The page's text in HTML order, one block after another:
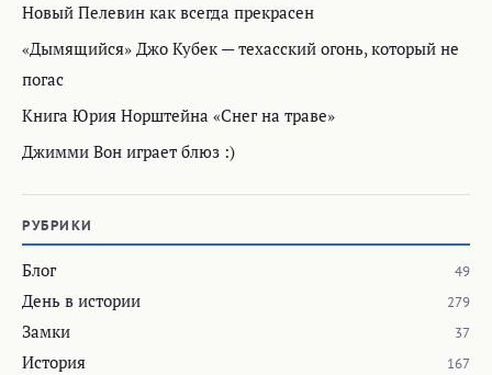
Новый Пелевин как всегда прекрасен
«Дымящийся» Джо Кубек — техасский огонь, который не
погас
Книга Юрия Норштейна «Снег на траве»
Джимми Вон играет блюз :)
РУБРИКИ
Блог 49
День в истории 279
Замки 37
История 167